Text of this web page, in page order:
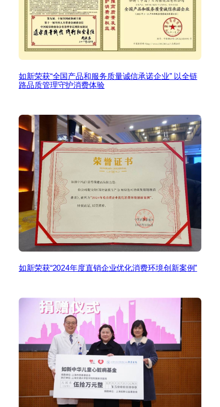
如新荣获“全国产品和服务质量诚信承诺企业” 以全链
路品质管理守护消费体验
如新荣获“2024年度直销企业优化消费环境创新案例”